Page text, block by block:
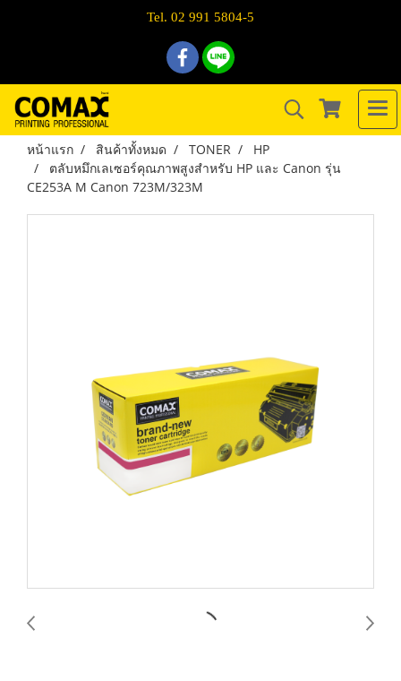
Tel. 02 991 5804-5
หน้าแรก สินค้าทั้งหมด TONER
HP
ตลับหมึกเลเซอร์คุณภาพสูงสำหรับ HP และ Canon รุ่น
CE253A M Canon 723M/323M